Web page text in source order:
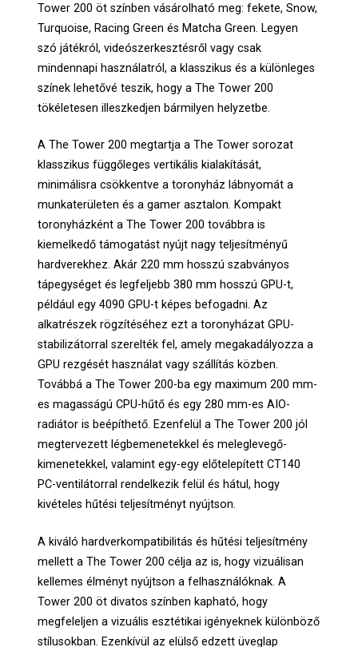
Tower 200 öt színben vásárolható meg: fekete, Snow,
Turquoise, Racing Green és Matcha Green. Legyen
szó játékról, videószerkesztésről vagy csak
mindennapi használatról, a klasszikus és a különleges
színek lehetővé teszik, hogy a The Tower 200
tökéletesen illeszkedjen bármilyen helyzetbe.
A The Tower 200 megtartja a The Tower sorozat
klasszikus függőleges vertikális kialakítását,
minimálisra csökkentve a toronyház lábnyomát a
munkaterületen és a gamer asztalon. Kompakt
toronyházként a The Tower 200 továbbra is
kiemelkedő támogatást nyújt nagy teljesítményű
hardverekhez. Akár 220 mm hosszú szabványos
tápegységet és legfeljebb 380 mm hosszú GPU-t,
például egy 4090 GPU-t képes befogadni. Az
alkatrészek rögzítéséhez ezt a toronyházat GPU-
stabilizátorral szerelték fel, amely megakadályozza a
GPU rezgését használat vagy szállítás közben.
Továbbá a The Tower 200-ba egy maximum 200 mm-
es magasságú CPU-hűtő és egy 280 mm-es AIO-
radiátor is beépíthető. Ezenfelül a The Tower 200 jól
megtervezett légbemenetekkel és meleglevegő-
kimenetekkel, valamint egy-egy előtelepített CT140
PC-ventilátorral rendelkezik felül és hátul, hogy
kivételes hűtési teljesítményt nyújtson.
A kiváló hardverkompatibilitás és hűtési teljesítmény
mellett a The Tower 200 célja az is, hogy vizuálisan
kellemes élményt nyújtson a felhasználóknak. A
Tower 200 öt divatos színben kapható, hogy
megfeleljen a vizuális esztétikai igényeknek különböző
stílusokban. Ezenkívül az elülső edzett üveglap